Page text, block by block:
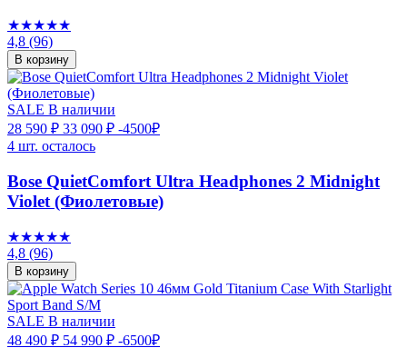
★★★★★
4,8 (96)
В корзину
SALE В наличии
28 590 ₽ 33 090 ₽ -4500₽
4 шт. осталось
Bose QuietComfort Ultra Headphones 2 Midnight
Violet (Фиолетовые)
★★★★★
4,8 (96)
В корзину
SALE В наличии
48 490 ₽ 54 990 ₽ -6500₽